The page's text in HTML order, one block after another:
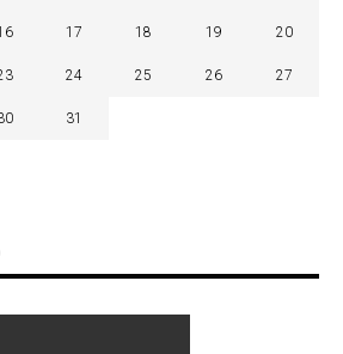
17 18 19 20
24 25 26 27
31